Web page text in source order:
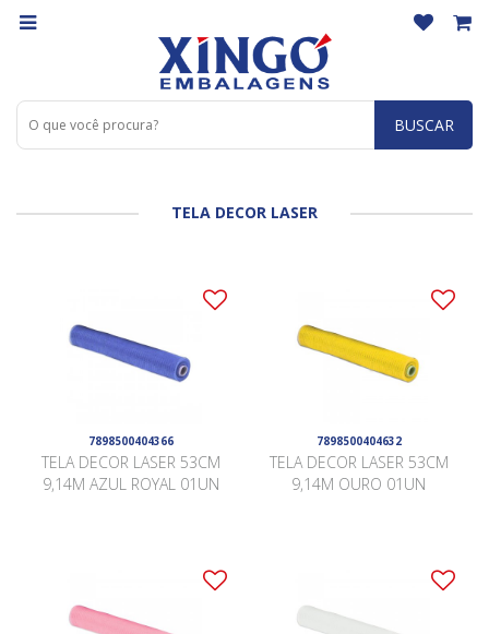
BUSCAR
TELA DECOR LASER
7898500404366
TELA DECOR LASER 53CM
9,14M AZUL ROYAL 01UN
7898500404632
TELA DECOR LASER 53CM
9,14M OURO 01UN